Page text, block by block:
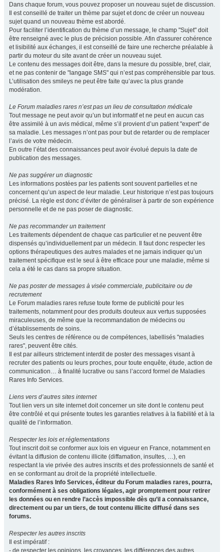
Dans chaque forum, vous pouvez proposer un nouveau sujet de discussion.
Il est conseillé de traiter un thème par sujet et donc de créer un nouveau
sujet quand un nouveau thème est abordé.
Pour faciliter l’identification du thème d’un message, le champ "Sujet" doit
être renseigné avec le plus de précision possible. Afin d'assurer cohérence
et lisibilité aux échanges, il est conseillé de faire une recherche préalable à
partir du moteur du site avant de créer un nouveau sujet.
Le contenu des messages doit être, dans la mesure du possible, bref, clair,
et ne pas contenir de "langage SMS" qui n’est pas compréhensible par tous.
L’utilisation des smileys ne peut être faite qu’avec la plus grande
modération.
Le Forum maladies rares n’est pas un lieu de consultation médicale
Tout message ne peut avoir qu’un but informatif et ne peut en aucun cas
être assimilé à un avis médical, même s’il provient d’un patient "expert" de
sa maladie. Les messages n’ont pas pour but de retarder ou de remplacer
l’avis de votre médecin.
En outre l’état des connaissances peut avoir évolué depuis la date de
publication des messages.
Ne pas suggérer un diagnostic
Les informations postées par les patients sont souvent partielles et ne
concernent qu’un aspect de leur maladie. Leur historique n’est pas toujours
précisé. La règle est donc d’éviter de généraliser à partir de son expérience
personnelle et de ne pas poser de diagnostic.
Ne pas recommander un traitement
Les traitements dépendent de chaque cas particulier et ne peuvent être
dispensés qu’individuellement par un médecin. Il faut donc respecter les
options thérapeutiques des autres malades et ne jamais indiquer qu’un
traitement spécifique est le seul à être efficace pour une maladie, même si
cela a été le cas dans sa propre situation.
Ne pas poster de messages à visée commerciale, publicitaire ou de
recrutement
Le Forum maladies rares refuse toute forme de publicité pour les
traitements, notamment pour des produits douteux aux vertus supposées
miraculeuses, de même que la recommandation de médecins ou
d’établissements de soins.
Seuls les centres de référence ou de compétences, labellisés "maladies
rares", peuvent être cités.
Il est par ailleurs strictement interdit de poster des messages visant à
recruter des patients ou leurs proches, pour toute enquête, étude, action de
communication… à finalité lucrative ou sans l’accord formel de Maladies
Rares Info Services.
Liens vers d’autres sites internet
Tout lien vers un site internet doit concerner un site dont le contenu peut
être contrôlé et qui présente toutes les garanties relatives à la fiabilité et à la
qualité de l’information.
Respecter les lois et réglementations
Tout inscrit doit se conformer aux lois en vigueur en France, notamment en
évitant la diffusion de contenu illicite (diffamation, insultes, …), en
respectant la vie privée des autres inscrits et des professionnels de santé et
en se conformant au droit de la propriété intellectuelle.
Maladies Rares Info Services, éditeur du Forum maladies rares, pourra,
conformément à ses obligations légales, agir promptement pour retirer
les données ou en rendre l’accès impossible dès qu’il a connaissance,
directement ou par un tiers, de tout contenu illicite diffusé dans ses
forums.
Respecter les autres inscrits
Il est impératif :
- de respecter les opinions, les croyances, les différences des autres